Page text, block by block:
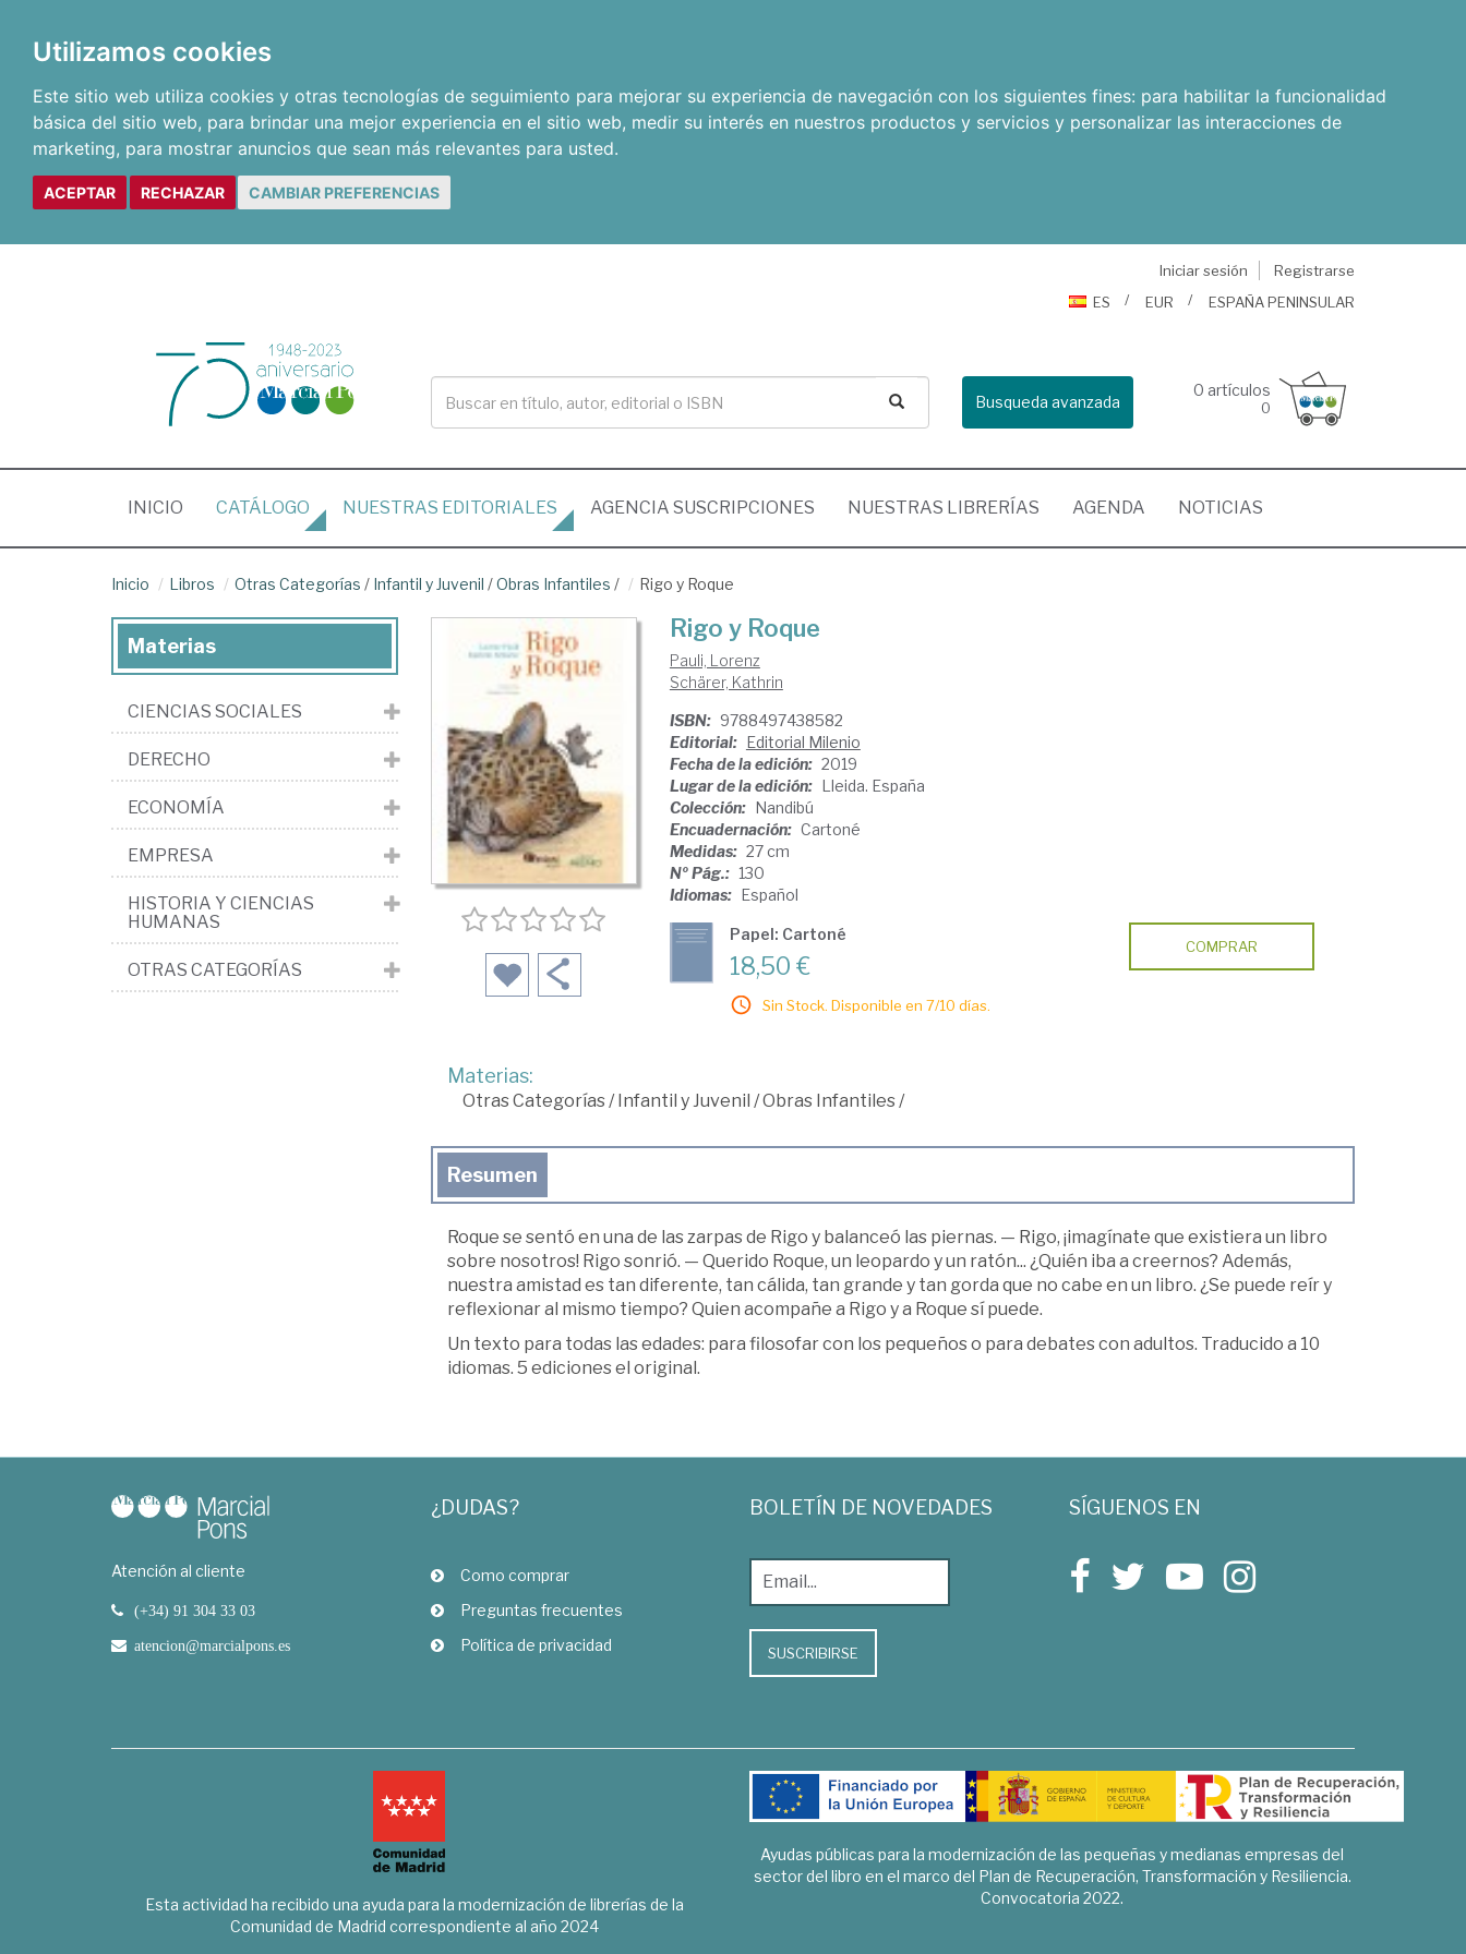
Utilizamos cookies
Este sitio web utiliza cookies y otras tecnologías de seguimiento para mejorar su experiencia de navegación con los siguientes fines: para habilitar la funcionalidad
básica del sitio web, para brindar una mejor experiencia en el sitio web, medir su interés en nuestros productos y servicios y personalizar las interacciones de
marketing, para mostrar anuncios que sean más relevantes para usted.
ACEPTAR RECHAZAR CAMBIAR PREFERENCIAS
Iniciar sesión
Registrarse
ES
EUR ESPAÑA PENINSULAR
Busqueda avanzada
0 artículos
0
INICIO (CURRENT)
CATÁLOGO NUESTRAS EDITORIALES AGENCIA SUSCRIPCIONES NUESTRAS LIBRERÍAS AGENDA NOTICIAS
Inicio Libros Otras Categorías / Infantil y Juvenil /Obras Infantiles / Rigo y Roque
Rigo y Roque
Pauli, Lorenz
Schärer, Kathrin
ISBN: 9788497438582
Editorial: Editorial Milenio
Fecha de la edición: 2019
Lugar de la edición: Lleida. España
Colección: Nandibú
Encuadernación: Cartoné
Medidas: 27 cm
Nº Pág.: 130
Idiomas: Español
Papel: Cartoné
18,50 €
Sin Stock. Disponible en 7/10 días.
COMPRAR
Materias:
Otras Categorías/Infantil y Juvenil /Obras Infantiles/
Resumen
Roque se sentó en una de las zarpas de Rigo y balanceó las piernas. — Rigo, ¡imagínate que existiera un libro
sobre nosotros! Rigo sonrió. — Querido Roque, un leopardo y un ratón... ¿Quién iba a creernos? Además,
nuestra amistad es tan diferente, tan cálida, tan grande y tan gorda que no cabe en un libro. ¿Se puede reír y
reflexionar al mismo tiempo? Quien acompañe a Rigo y a Roque sí puede.
Un texto para todas las edades: para filosofar con los pequeños o para debates con adultos. Traducido a 10
idiomas. 5 ediciones el original.
Materias
CIENCIAS SOCIALES
DERECHO
ECONOMÍA
EMPRESA
HISTORIA Y CIENCIAS
HUMANAS
OTRAS CATEGORÍAS
Atención al cliente
(+34) 91 304 33 03
atencion@marcialpons.es
¿DUDAS?
Como comprar
Preguntas frecuentes
Política de privacidad
BOLETÍN DE NOVEDADES
SUSCRIBIRSE
SÍGUENOS EN
Esta actividad ha recibido una ayuda para la modernización de librerías de la
Comunidad de Madrid correspondiente al año 2024
Ayudas públicas para la modernización de las pequeñas y medianas empresas del
sector del libro en el marco del Plan de Recuperación, Transformación y Resiliencia.
Convocatoria 2022.